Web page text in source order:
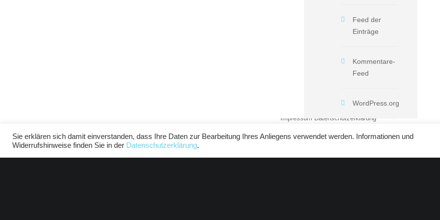
Feed der
Einträge
Kommentare-
Feed
WordPress.org
Impressum Datenschutzerklärung
Sie erklären sich damit einverstanden, dass Ihre Daten zur Bearbeitung Ihres Anliegens verwendet werden. Informationen und
Widerrufshinweise finden Sie in der Datenschutzerklärung.